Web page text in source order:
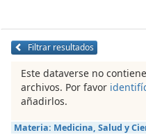
Filtrar resultados
Este dataverse no
archivos. Por favor
añadirlos.
Materia: Medicina, Salud y